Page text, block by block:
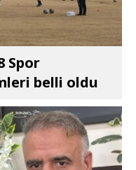
Spor
belli oldu